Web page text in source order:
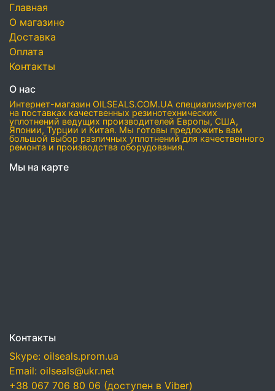
Главная
О магазине
Доставка
Оплата
Контакты
О нас
Интернет-магазин OILSEALS.COM.UA специализируется
на поставках качественных резинотехнических
уплотнений ведущих производителей Европы, США,
Японии, Турции и Китая. Мы готовы предложить вам
большой выбор различных уплотнений для качественного
ремонта и производства оборудования.
Мы на карте
Контакты
Skype: oilseals.prom.ua
Email: oilseals@ukr.net
+38 067 706 80 06 (доступен в Viber)